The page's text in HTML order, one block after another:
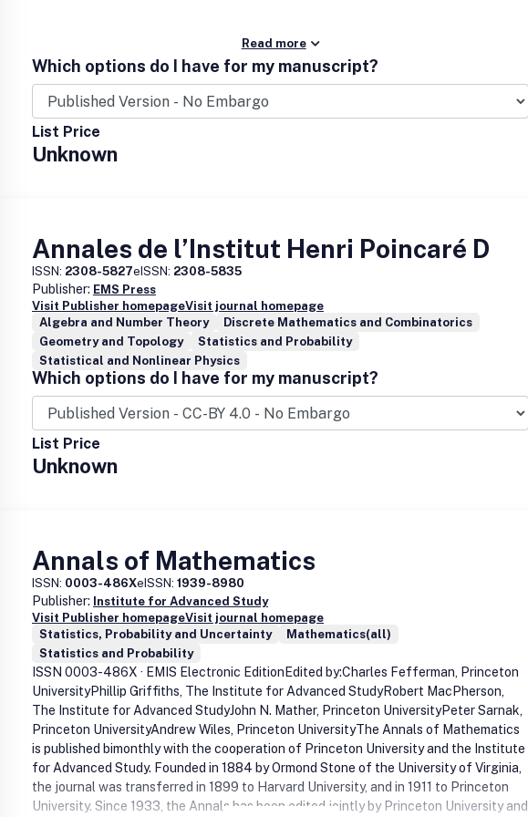
Read more
Which options do I have for my manuscript?
List Price
Unknown
Annales de l’Institut Henri Poincaré D
ISSN: 2308-5827eISSN: 2308-5835
Publisher: EMS Press
Visit Publisher homepageVisit journal homepage
Algebra and Number Theory
Discrete Mathematics and Combinatorics
Geometry and Topology
Statistics and Probability
Statistical and Nonlinear Physics
Which options do I have for my manuscript?
List Price
Unknown
Annals of Mathematics
ISSN: 0003-486XeISSN: 1939-8980
Publisher: Institute for Advanced Study
Visit Publisher homepageVisit journal homepage
Statistics, Probability and Uncertainty
Mathematics(all)
Statistics and Probability
ISSN 0003-486X · EMIS Electronic EditionEdited by:Charles Fefferman, Princeton
UniversityPhillip Griffiths, The Institute for Advanced StudyRobert MacPherson,
The Institute for Advanced StudyJohn N. Mather, Princeton UniversityPeter Sarnak,
Princeton UniversityAndrew Wiles, Princeton UniversityThe Annals of Mathematics
is published bimonthly with the cooperation of Princeton University and the Institute
for Advanced Study. Founded in 1884 by Ormond Stone of the University of Virginia,
the journal was transferred in 1899 to Harvard University, and in 1911 to Princeton
University. Since 1933, the Annals has been edited jointly by Princeton University and